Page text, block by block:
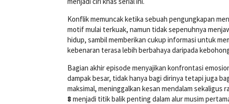
Konflik memuncak ketika sebuah pengungkapan
motif mulai terkuak, namun tidak sepenuhnya
hidup, sambil memberikan cukup informasi untuk
kebenaran terasa lebih berbahaya daripada
Bagian akhir episode menyajikan konfrontasi
dampak besar, tidak hanya bagi dirinya tetapi juga
maksimal, meninggalkan kesan mendalam
8 menjadi titik balik penting dalam alur musim